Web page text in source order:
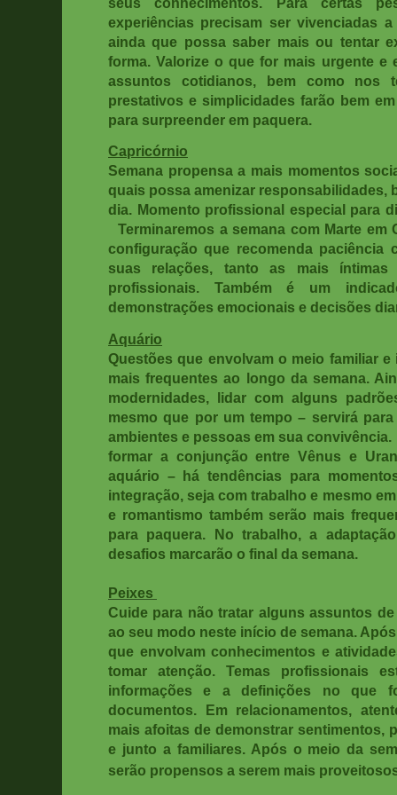
experiências precisam ser vivenciadas
ainda que possa saber mais ou tentar
forma. Valorize o que for mais urgente e
assuntos cotidianos, bem como nos
prestativos e simplicidades farão bem
para surpreender em paquera.
Capricórnio
Semana propensa a mais momentos
quais possa amenizar responsabilidades,
dia. Momento profissional especial para
Terminaremos a semana com Marte
configuração que recomenda paciência
suas relações, tanto as mais
profissionais. Também é um
demonstrações emocionais e decisões
Aquário
Questões que envolvam o meio familiar
mais frequentes ao longo da semana.
modernidades, lidar com alguns
mesmo que por um tempo – servirá
ambientes e pessoas em sua convivência.
formar a conjunção entre Vênus e
aquário – há tendências para
integração, seja com trabalho e mesmo
e romantismo também serão mais
para paquera. No trabalho, a
desafios marcarão o final da semana.
Peixes
Cuide para não tratar alguns assuntos
ao seu modo neste início de semana.
que envolvam conhecimentos e
tomar atenção. Temas profissionais
informações e a definições no que
documentos. Em relacionamentos,
mais afoitas de demonstrar sentimentos,
e junto a familiares. Após o meio da
serão propensos a serem mais